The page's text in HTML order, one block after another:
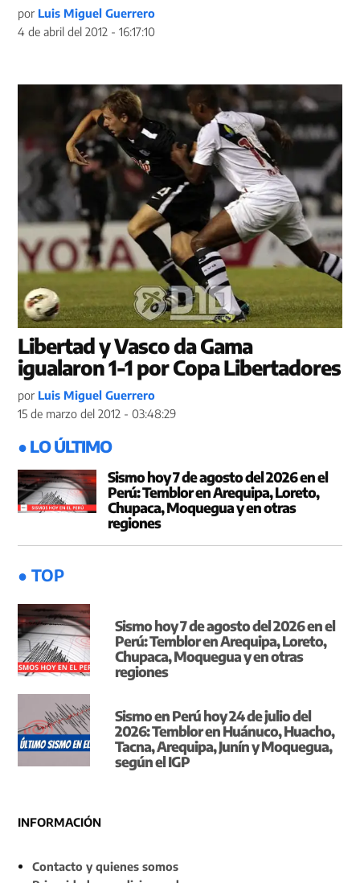
por Luis Miguel Guerrero
4 de abril del 2012 - 16:17:10
Libertad y Vasco da Gama
igualaron 1-1 por Copa Libertadores
por Luis Miguel Guerrero
15 de marzo del 2012 - 03:48:29
● LO ÚLTIMO
Sismo hoy 7 de agosto del 2026 en el
Perú: Temblor en Arequipa, Loreto,
Chupaca, Moquegua y en otras
regiones
● TOP
Sismo hoy 7 de agosto del 2026 en el
Perú: Temblor en Arequipa, Loreto,
Chupaca, Moquegua y en otras
regiones
Sismo en Perú hoy 24 de julio del
2026: Temblor en Huánuco, Huacho,
Tacna, Arequipa, Junín y Moquegua,
según el IGP
INFORMACIÓN
Contacto y quienes somos